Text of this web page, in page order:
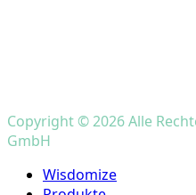
Copyright © 2026 Alle
GmbH
Close Wisdomize